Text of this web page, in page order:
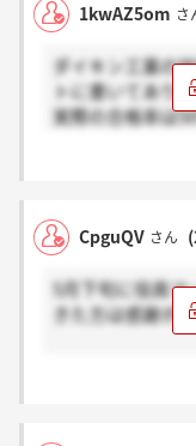
1kwAZ5om さ
ダイキン工業の
トに書いてあり
実際の合格率は
CpguQV さん
5月下旬に役員マ
きた方は感謝ボ